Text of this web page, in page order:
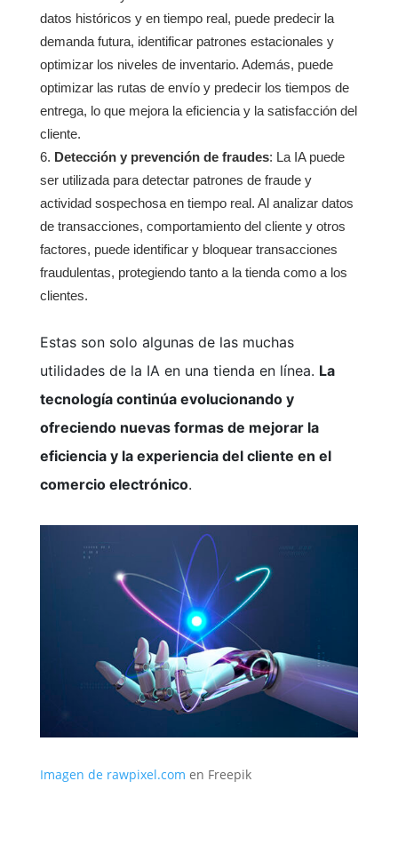
datos históricos y en tiempo real, puede predecir la
demanda futura, identificar patrones estacionales y
optimizar los niveles de inventario. Además, puede
optimizar las rutas de envío y predecir los tiempos de
entrega, lo que mejora la eficiencia y la satisfacción del
cliente.
Detección y prevención de fraudes: La IA puede
ser utilizada para detectar patrones de fraude y
actividad sospechosa en tiempo real. Al analizar datos
de transacciones, comportamiento del cliente y otros
factores, puede identificar y bloquear transacciones
fraudulentas, protegiendo tanto a la tienda como a los
clientes.
Estas son solo algunas de las muchas
utilidades de la IA en una tienda en línea. La
tecnología continúa evolucionando y
ofreciendo nuevas formas de mejorar la
eficiencia y la experiencia del cliente en el
comercio electrónico.
Imagen de rawpixel.com en Freepik